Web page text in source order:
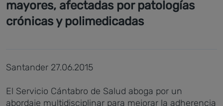
mayores, afectadas por patologías
crónicas y polimedicadas
Santander 27.06.2015
El Servicio Cántabro de Salud aboga por un
abordaje multidisciplinar para mejorar la adherencia